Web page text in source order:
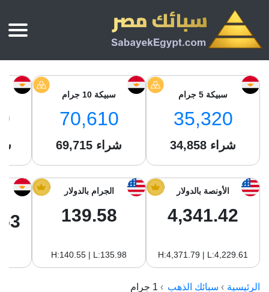
أسعار الذهب
سعر الذهب عيار 24
سعر جنيه الذهب
سبائك الذهب
بي تي سي
سام
سليمة جولد
سويس جولد
أسعار الفضة اليوم
سبائك الفضة
بي تي سي
جونير
نجم الدين
من نحن
سبيكة 5 جرام
35,320
34,858 شراء
سبيكة 10 جرام
70,610
69,715 شراء
الأونصة بالدولار
4,341.42
H:4,371.79 | L:4,229.61
الجرام بالدولار
139.58
H:140.55 | L:135.98
الرئيسية سبائك الذهب 1 جرام